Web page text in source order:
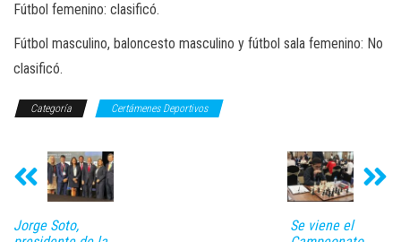
Fútbol femenino: clasificó.
Fútbol masculino, baloncesto masculino y fútbol sala femenino: No
clasificó.
Categoría Certámenes Deportivos
Jorge Soto,
Se viene el